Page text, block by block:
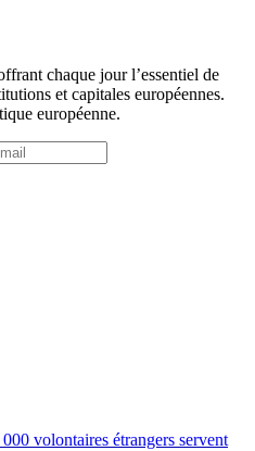
chaque jour l’essentiel de
et capitales européennes.
européenne.
volontaires étrangers servent